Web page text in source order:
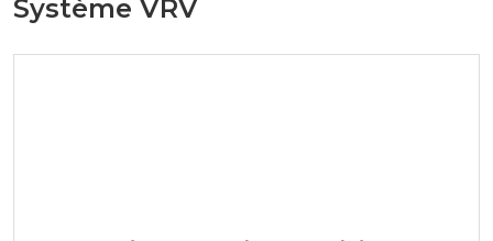
Système VRV